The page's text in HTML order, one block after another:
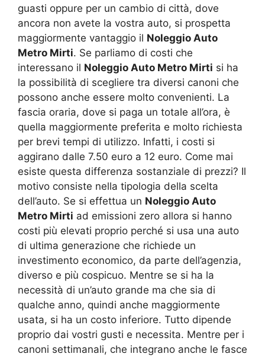
guasti oppure per un cambio di città, dove
ancora non avete la vostra auto, si prospetta
maggiormente vantaggio il Noleggio Auto
Metro Mirti. Se parliamo di costi che
interessano il Noleggio Auto Metro Mirti si ha
la possibilità di scegliere tra diversi canoni che
possono anche essere molto convenienti. La
fascia oraria, dove si paga un totale all’ora, è
quella maggiormente preferita e molto richiesta
per brevi tempi di utilizzo. Infatti, i costi si
aggirano dalle 7.50 euro a 12 euro. Come mai
esiste questa differenza sostanziale di prezzi? Il
motivo consiste nella tipologia della scelta
dell’auto. Se si effettua un Noleggio Auto
Metro Mirti ad emissioni zero allora si hanno
costi più elevati proprio perché si usa una auto
di ultima generazione che richiede un
investimento economico, da parte dell’agenzia,
diverso e più cospicuo. Mentre se si ha la
necessità di un’auto grande ma che sia di
qualche anno, quindi anche maggiormente
usata, si ha un costo inferiore. Tutto dipende
proprio dai vostri gusti e necessita. Mentre per i
canoni settimanali, che integrano anche le fasce